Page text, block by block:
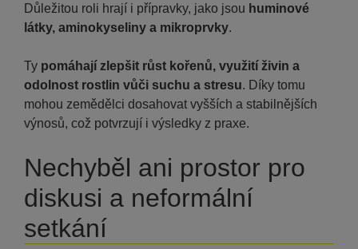
Důležitou roli hrají i přípravky, jako jsou huminové
látky, aminokyseliny a mikroprvky.
Ty pomáhají zlepšit růst kořenů, využití živin a
odolnost rostlin vůči suchu a stresu. Díky tomu
mohou zemědělci dosahovat vyšších a stabilnějších
výnosů, což potvrzují i výsledky z praxe.
Nechyběl ani prostor pro
diskusi a neformální
setkání